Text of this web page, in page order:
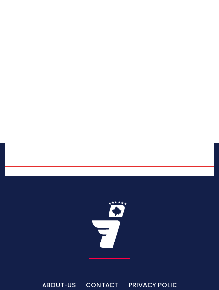
ABOUT-US CONTACT
PRIVACY POLIC